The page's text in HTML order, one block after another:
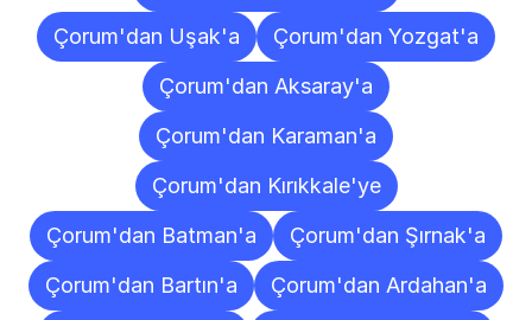
Çorum'dan Uşak'a
Çorum'dan Yozgat'a
Çorum'dan Aksaray'a
Çorum'dan Karaman'a
Çorum'dan Kırıkkale'ye
Çorum'dan Batman'a
Çorum'dan Şırnak'a
Çorum'dan Bartın'a
Çorum'dan Ardahan'a